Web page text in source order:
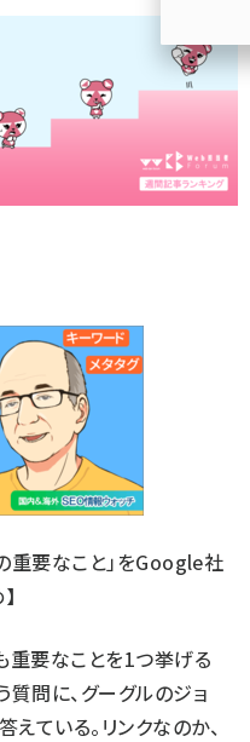
重要なこと」をGoogle社
重要なことを1つ挙げる
質問に、グーグルのジョ
ている。リンクなのか、